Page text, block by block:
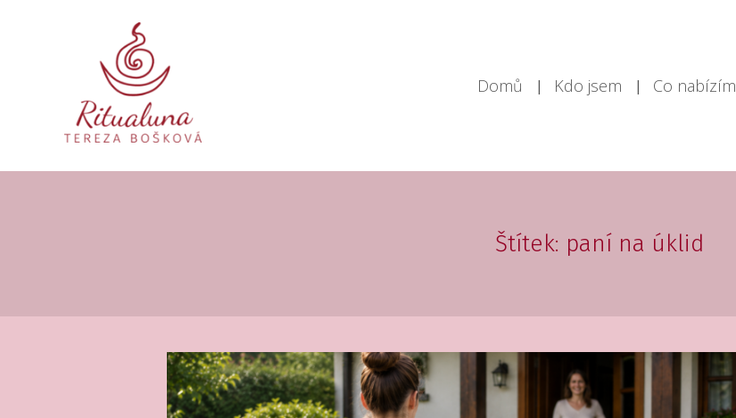
Domů Kdo jsem Co nabízím
Štítek: paní na úklid